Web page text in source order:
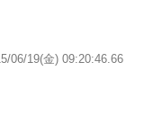
06/19(金) 09:20:46.66